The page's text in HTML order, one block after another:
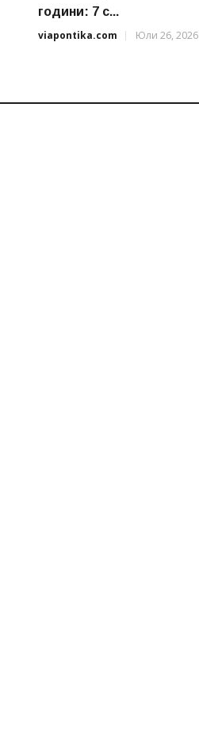
години: 7 с...
viapontika.com
Юли 26, 2026